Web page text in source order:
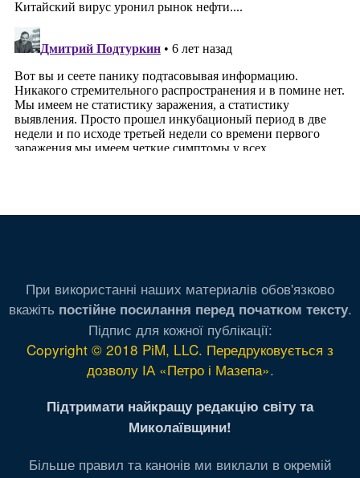
При використанні наших материалів обов'язково
вкажіть постійне посилання перед початком тексту.
Підпис для кожної публікації:
Copyright © 2018 PiM, LLC. Передруковується з
дозволу ІА «Петро і Мазепа».
Підтримати найкращу редакцію світу та
Миколаївщини!
Більше правил та канонів ми виклали в окремій